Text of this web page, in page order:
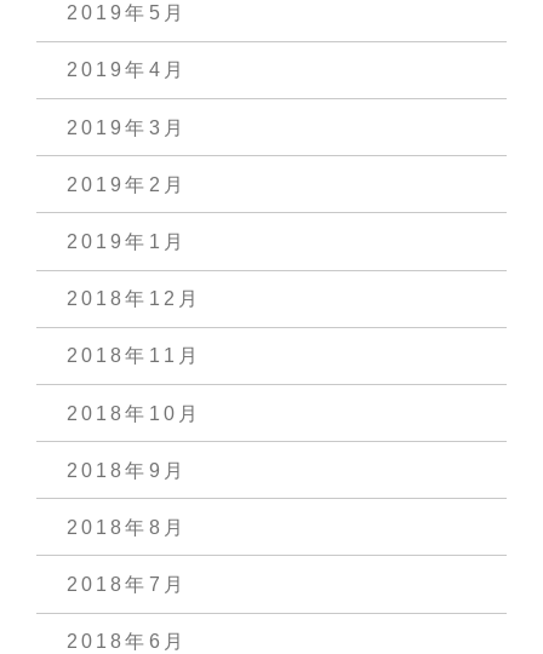
2019年5月
2019年4月
2019年3月
2019年2月
2019年1月
2018年12月
2018年11月
2018年10月
2018年9月
2018年8月
2018年7月
2018年6月